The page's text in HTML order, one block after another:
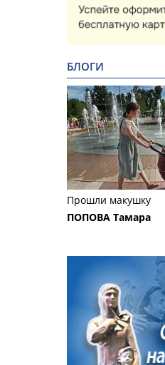
БЛОГИ
Прошли макушку
ПОПОВА Тамара